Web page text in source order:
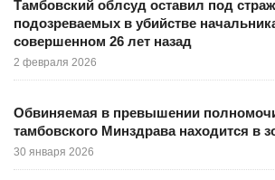
Тамбовский облсуд оставил под
подозреваемых в убийстве
совершенном 26 лет назад
2 февраля 2026
Обвиняемая в превышении
тамбовского Минздрава находится в
30 января 2026